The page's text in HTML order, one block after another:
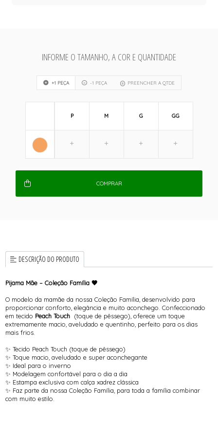
INFORME O TAMANHO, A COR E QUANTIDADE
+1 PEÇA -1 PEÇA PREENCHER A QTDE
P M G GG
COMPRAR
DESCRIÇÃO DO PRODUTO
Pijama Mãe – Coleção Família 🤎
O modelo da mamãe da nossa Coleção Família, desenvolvido para
proporcionar conforto, elegância e muito aconchego. Confeccionado
em tecido Peach Touch (toque de pêssego), oferece um toque
extremamente macio, aveludado e quentinho, perfeito para os dias
mais frios.
✨ Tecido Peach Touch (toque de pêssego)
✨ Toque macio, aveludado e super aconchegante
✨ Ideal para o inverno
✨ Modelagem confortável para o dia a dia
✨ Estampa exclusiva com calça xadrez clássica
✨ Faz parte da nossa Coleção Família, para toda a família combinar
com muito estilo.